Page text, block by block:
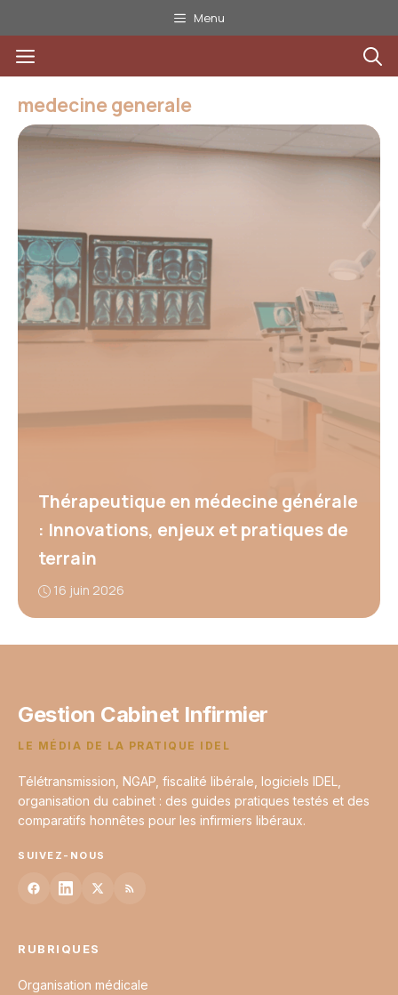
au
contenu
Menu
Menu
medecine generale
Thérapeutique en médecine générale
: Innovations, enjeux et pratiques de
terrain
16 juin 2026
Gestion Cabinet Infirmier
LE MÉDIA DE LA PRATIQUE IDEL
Télétransmission, NGAP, fiscalité libérale, logiciels IDEL,
organisation du cabinet : des guides pratiques testés et des
comparatifs honnêtes pour les infirmiers libéraux.
SUIVEZ-NOUS
RUBRIQUES
Organisation médicale